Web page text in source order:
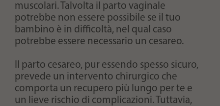
muscolari. Talvolta il parto vaginale
potrebbe non essere possibile se il tuo
bambino è in difficoltà, nel qual caso
potrebbe essere necessario un cesareo.
Il parto cesareo, pur essendo spesso sicuro,
prevede un intervento chirurgico che
comporta un recupero più lungo per te e
un lieve rischio di complicazioni. Tuttavia,